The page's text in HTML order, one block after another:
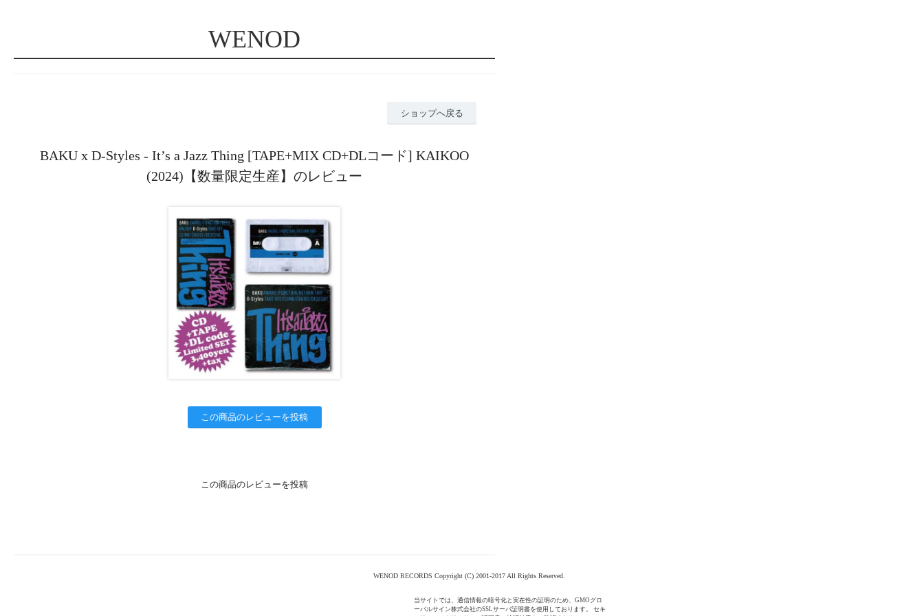
WENOD
ショップへ戻る
BAKU x D-Styles - It’s a Jazz Thing [TAPE+MIX CD+DLコード] KAIKOO
(2024)【数量限定生産】のレビュー
この商品のレビューを投稿
この商品のレビューを投稿
WENOD RECORDS Copyright (C) 2001-2017 All Rights Reserved.
当サイトでは、通信情報の暗号化と実在性の証明のため、GMOグロ
ーバルサイン株式会社のSSLサーバ証明書を使用しております。 セキ